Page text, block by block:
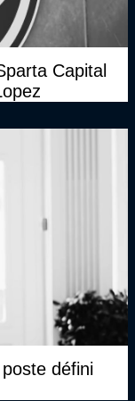
Capital
défini